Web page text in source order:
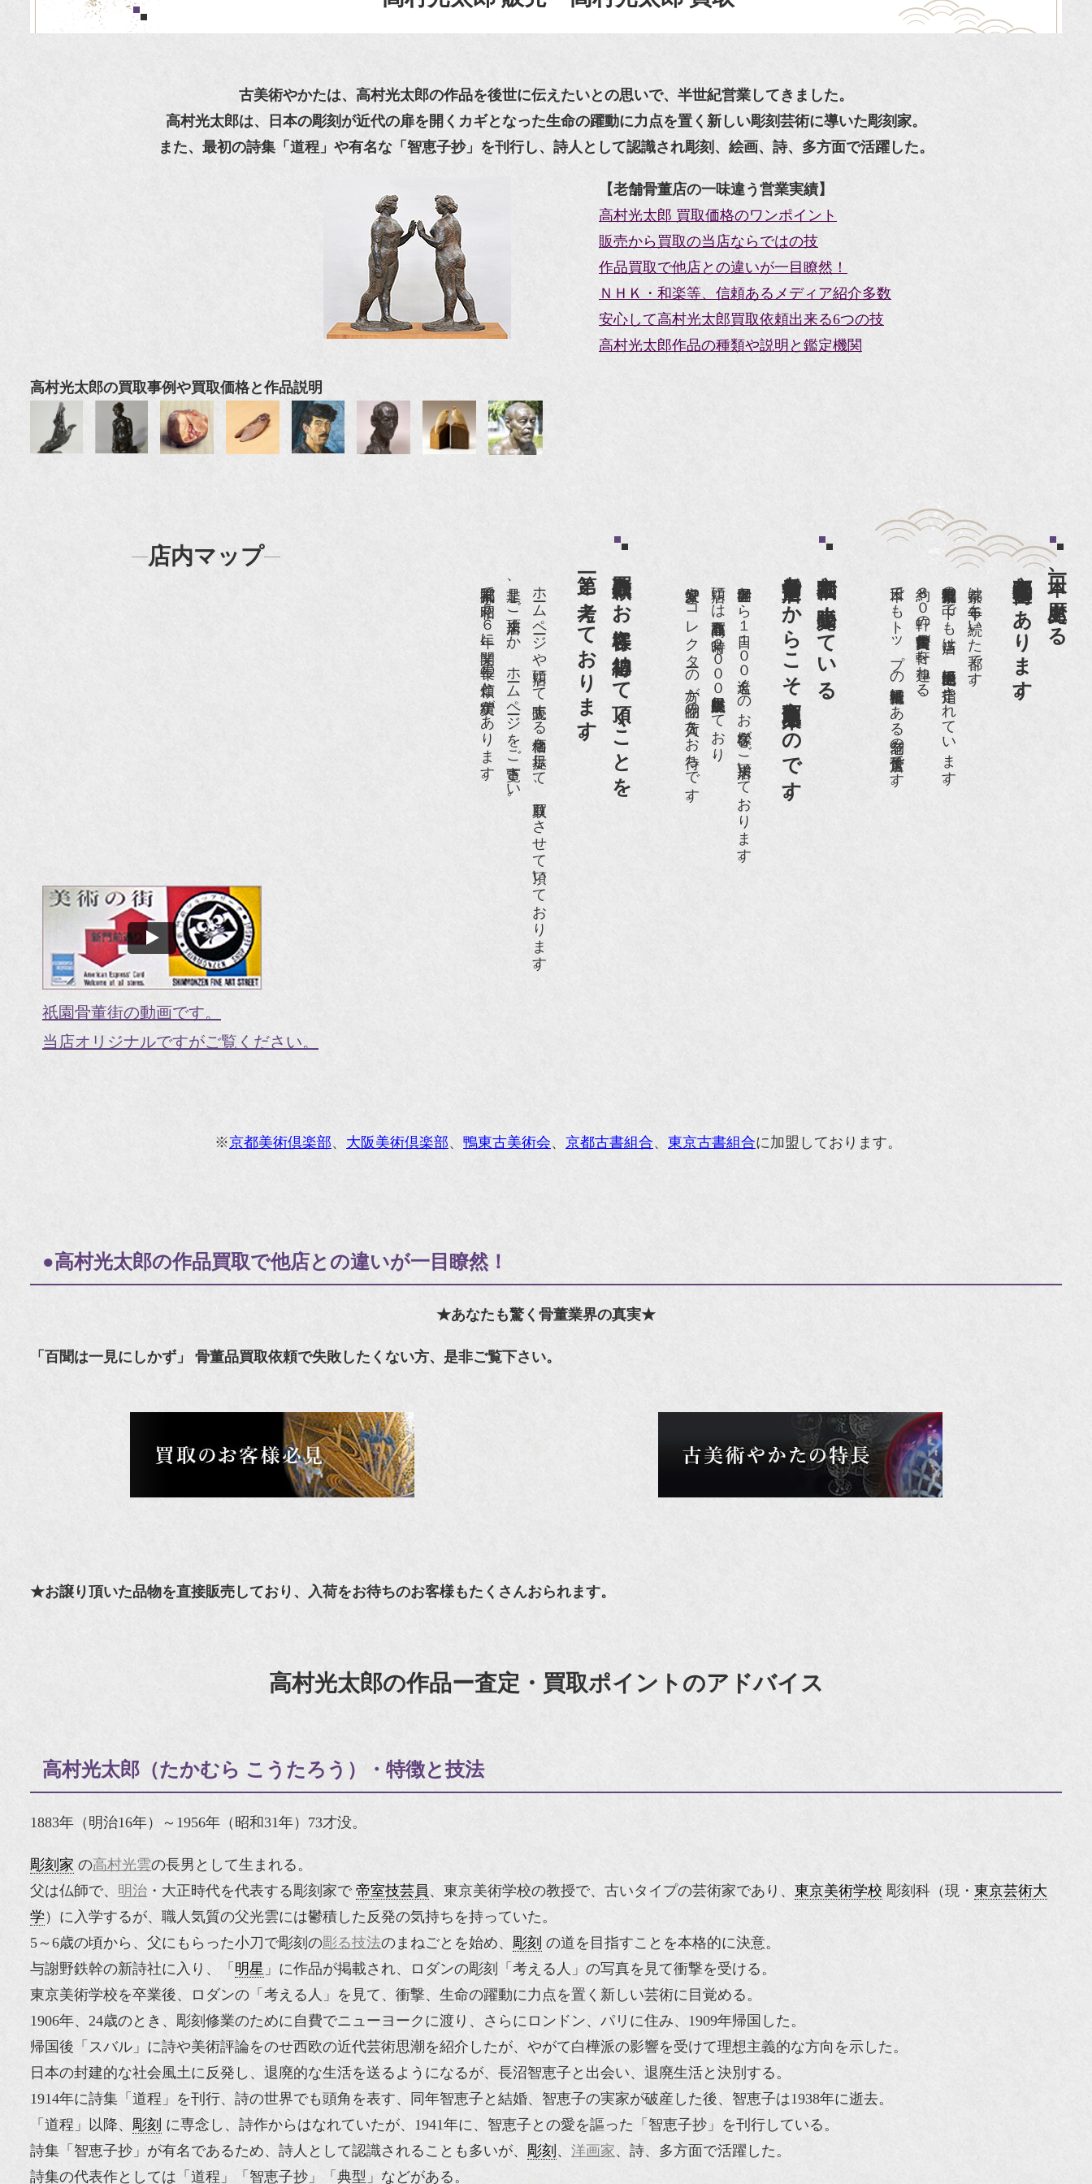
古美術やかたは、高村光太郎の作品を後世に伝えたいとの思いで、半世紀営業してきました。
高村光太郎は、日本の彫刻が近代の扉を開くカギとなった生命の躍動に力点を置く新しい彫刻芸術に導いた彫刻家。
また、最初の詩集「道程」や有名な「智恵子抄」を刊行し、詩人として認識され彫刻、絵画、詩、多方面で活躍した。
【老舗骨董店の一味違う営業実績】
高村光太郎 買取価格のワンポイント
販売から買取の当店ならではの技
作品買取で他店との違いが一目瞭然！
ＮＨＫ・和楽等、信頼あるメディア紹介多数
安心して高村光太郎買取依頼出来る6つの技
高村光太郎作品の種類や説明と鑑定機関
高村光太郎の買取事例や買取価格と作品説明
店内マップ
祇園骨董街の動画です。
当店オリジナルですがご覧ください。
日本一、歴史ある
京都祇園骨董街にあります。
京都は千年も続いた都です。
京都祇園骨董街の中でも当店は、歴史的保全地区に指定されています。
約８０軒の古美術骨董商が軒を連ねる、
日本でもトップの祇園骨董街にある老舗の骨董店です。
京都祇園で小売販売している
老舗骨董店だからこそ高価買取出来るのです。
世界各国から１日１００名近くのお客様がご来店頂いております。
店頭には買取商品を常時２０００点以上展示販売しており、
愛好家やコレクターの方が品物の入荷をお待ちです。
買取依頼のお客様に納得して頂くことを
第一と考えております。
ホームページや店頭にて販売する価格を提示して、買取りさせて頂いております。
是非、ご来店頂くか、ホームページをご覧下さい。
京都祇園で昭和５６年に開業、長年の信頼と実績があります。
※京都美術倶楽部、 大阪美術倶楽部、 鴨東古美術会、 京都古書組合、 東京古書組合に加盟しております。
●高村光太郎の作品買取で他店との違いが一目瞭然！
★あなたも驚く骨董業界の真実★
「百聞は一見にしかず」 骨董品買取依頼で失敗したくない方、是非ご覧下さい。
★お譲り頂いた品物を直接販売しており、入荷をお待ちのお客様もたくさんおられます。
高村光太郎の作品ー査定・買取ポイントのアドバイス
高村光太郎（たかむら こうたろう）・特徴と技法
1883年（明治16年）～1956年（昭和31年）73才没。
彫刻家 の高村光雲の長男として生まれる。
父は仏師で、 明治 ・大正時代を代表する彫刻家で 帝室技芸員 、東京美術学校の教授で、古いタイプの芸術家であり、 東京美術学校 彫刻科（現・ 東京芸術大
学 ）に入学するが、職人気質の父光雲には鬱積した反発の気持ちを持っていた。
5～6歳の頃から、父にもらった小刀で彫刻の彫る技法のまねごとを始め、 彫刻 の道を目指すことを本格的に決意。
与謝野鉄幹の新詩社に入り、「 明星 」に作品が掲載され、ロダンの彫刻「考える人」の写真を見て衝撃を受ける。
東京美術学校を卒業後、ロダンの「考える人」を見て、衝撃、生命の躍動に力点を置く新しい芸術に目覚める。
1906年、24歳のとき、彫刻修業のために自費でニューヨークに渡り、さらにロンドン、パリに住み、1909年帰国した。
帰国後「スバル」に詩や美術評論をのせ西欧の近代芸術思潮を紹介したが、やがて白樺派の影響を受けて理想主義的な方向を示した。
日本の封建的な社会風土に反発し、退廃的な生活を送るようになるが、長沼智恵子と出会い、退廃生活と決別する。
1914年に詩集「道程」を刊行、詩の世界でも頭角を表す、同年智恵子と結婚、智恵子の実家が破産した後、智恵子は1938年に逝去。
「道程」以降、 彫刻 に専念し、詩作からはなれていたが、1941年に、智恵子との愛を謳った「智恵子抄」を刊行している。
詩集「智恵子抄」が有名であるため、詩人として認識されることも多いが、 彫刻 、 洋画家、詩、多方面で活躍した。
詩集の代表作としては「道程」「智恵子抄」「典型」などがある。